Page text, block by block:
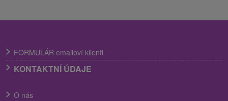
FORMULÁR emailoví klienti
KONTAKTNÍ ÚDAJE
O nás